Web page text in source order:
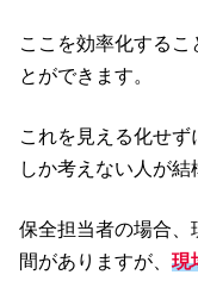
ここを効率化するこ
とができます。
これを見える化せ
しか考えない人が結
保全担当者の場合、
間がありますが、 現